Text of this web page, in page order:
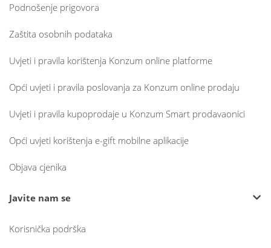
Podnošenje prigovora
Zaštita osobnih podataka
Uvjeti i pravila korištenja Konzum online platforme
Opći uvjeti i pravila poslovanja za Konzum online prodaju
Uvjeti i pravila kupoprodaje u Konzum Smart prodavaonici
Opći uvjeti korištenja e-gift mobilne aplikacije
Objava cjenika
Javite nam se
Korisnička podrška